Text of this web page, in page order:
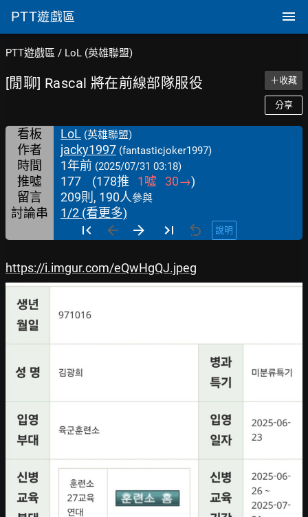
PTT遊戲區
PTT遊戲區 / LoL (英雄聯盟)
[閒聊] Rascal 將在前線部隊服役 ＋收藏
分享
看板 LoL (英雄聯盟)
作者 jacky1997 (fantasticjoker1997)
時間 1年前 (2025/07/31 03:18)
推噓 177 (178推 1噓 30→)
留言
209則, 190人參與
討論串 1/2 (看更多)
說明
https://i.imgur.com/eQwHgQJ.jpeg